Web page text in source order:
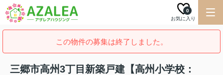
お気に入り
0
この物件の募集は終了しました。
三郷市高州3丁目新築戸建【高州小学校：